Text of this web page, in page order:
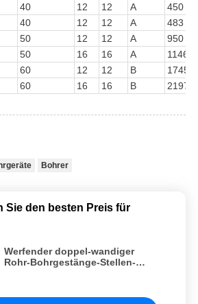
40 12 12 A
450
40 12 12 A
483
50 12 12 A
950
50 16 16 A
1146
60 12 12 B
1745
60 16 16 B 2197
Bohrer
Sie den besten Preis für
Werfender doppel-wandiger
Rohr-Bohrgestänge-Stellen-